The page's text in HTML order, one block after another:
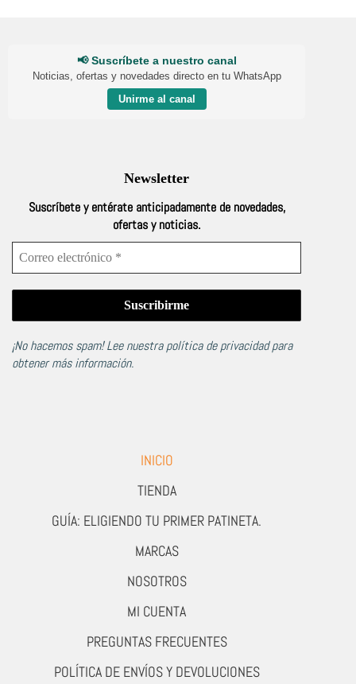
📢 Suscríbete a nuestro canal
Noticias, ofertas y novedades directo en tu WhatsApp
Unirme al canal
Newsletter
Suscríbete y entérate anticipadamente de novedades,
ofertas y noticias.
¡No hacemos spam! Lee nuestrapolítica de privacidadpara
obtener más información.
INICIO
TIENDA
GUÍA: ELIGIENDO TU PRIMER PATINETA.
MARCAS
NOSOTROS
MI CUENTA
PREGUNTAS FRECUENTES
POLÍTICA DE ENVÍOS Y DEVOLUCIONES